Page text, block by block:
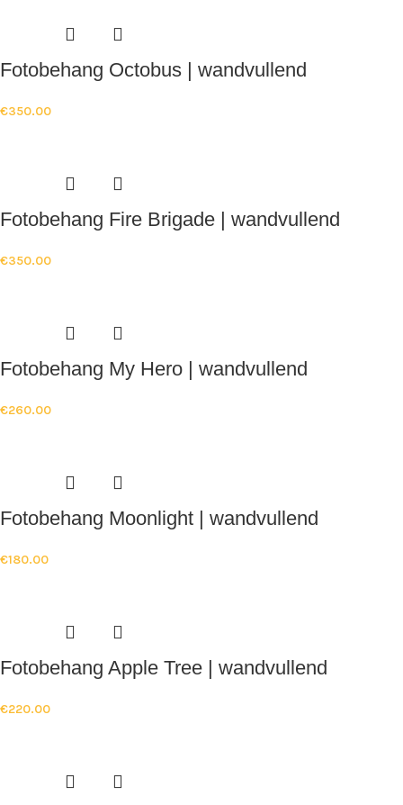
Fotobehang Octobus | wandvullend
€350.00
Fotobehang Fire Brigade | wandvullend
€350.00
Fotobehang My Hero | wandvullend
€260.00
Fotobehang Moonlight | wandvullend
€180.00
Fotobehang Apple Tree | wandvullend
€220.00